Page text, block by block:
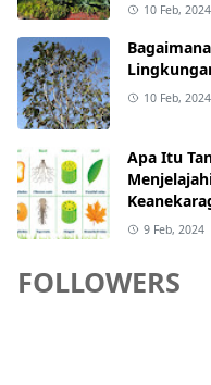
10 Feb, 2024
10 Feb, 2024
Apa Itu
9 Feb, 2024
FOLLOWERS